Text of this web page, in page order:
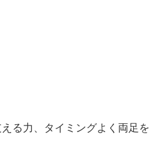
る力、タイミングよく両足を